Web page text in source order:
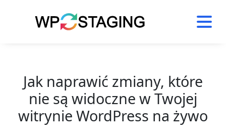
Jak naprawić zmiany, które
nie są widoczne w Twojej
witrynie WordPress na żywo